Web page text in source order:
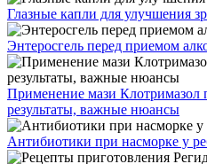
Глазные капли для улучшения
Энтеросгель перед приемом
Применение мази
результаты, важные нюансы
Антибиотики при насморке у